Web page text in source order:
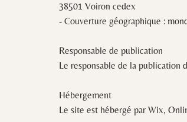
38501 Voiron cedex
- Couverture géographique :
Responsable de publication
Le responsable de la publication
Hébergement
Le site est hébergé par Wix,